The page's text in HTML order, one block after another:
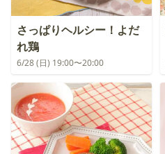
さっぱりヘルシー！よだ
れ鶏
6/28 (日) 19:00〜20:00